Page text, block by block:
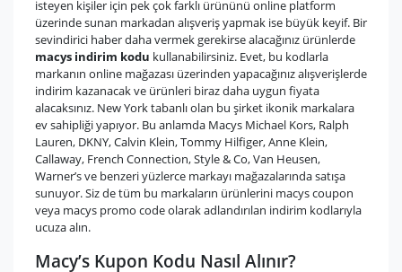
isteyen kişiler için pek çok farklı ürününü online platform
üzerinde sunan markadan alışveriş yapmak ise büyük keyif. Bir
sevindirici haber daha vermek gerekirse alacağınız ürünlerde
macys indirim kodu kullanabilirsiniz. Evet, bu kodlarla
markanın online mağazası üzerinden yapacağınız alışverişlerde
indirim kazanacak ve ürünleri biraz daha uygun fiyata
alacaksınız. New York tabanlı olan bu şirket ikonik markalara
ev sahipliği yapıyor. Bu anlamda Macys Michael Kors, Ralph
Lauren, DKNY, Calvin Klein, Tommy Hilfiger, Anne Klein,
Callaway, French Connection, Style & Co, Van Heusen,
Warner’s ve benzeri yüzlerce markayı mağazalarında satışa
sunuyor. Siz de tüm bu markaların ürünlerini macys coupon
veya macys promo code olarak adlandırılan indirim kodlarıyla
ucuza alın.
Macy’s Kupon Kodu Nasıl Alınır?